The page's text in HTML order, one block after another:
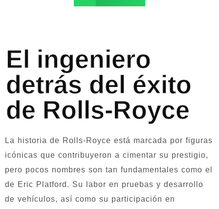
El ingeniero
detrás del éxito
de Rolls-Royce
La historia de Rolls-Royce está marcada por figuras
icónicas que contribuyeron a cimentar su prestigio,
pero pocos nombres son tan fundamentales como el
de Eric Platford. Su labor en pruebas y desarrollo
de vehículos, así como su participación en